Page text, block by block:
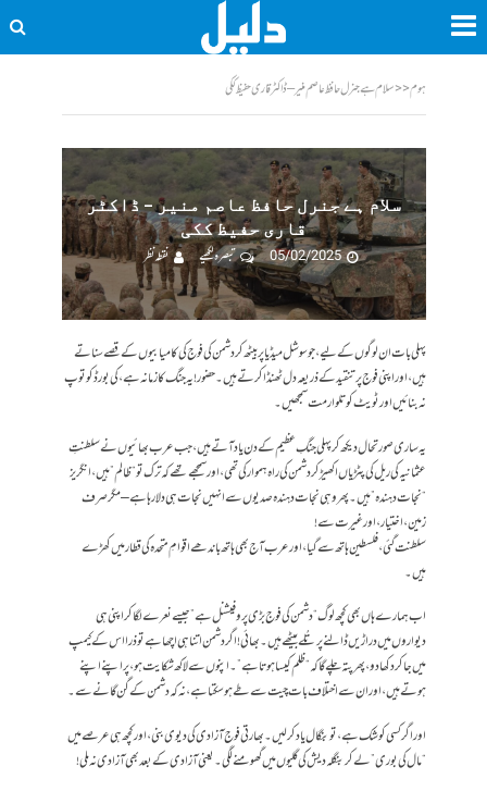
ہوم<<سلام ہے جنرل حافظ عاصم منیر – ڈاکٹر قاری حفیظ ککی
سلام ہے جنرل حافظ عاصم منیر – ڈاکٹر
قاری حفیظ ککی
05/02/2025
تبصرہ لکھیے نقطہ نظر
پہلی بات ان لوگوں کے لیے، جو سوشل میڈیا پر بیٹھ کر دشمن کی فوج کی کامیابیوں کے قصے سناتے
ہیں، اور اپنی فوج پر تنقید کے ذریعہ دل ٹھنڈا کرتے ہیں۔ حضور! یہ جنگ کا زمانہ ہے، کی بورڈ کو توپ
نہ بنائیں اور ٹویٹ کو تلوار مت سمجھیں۔
یہ ساری صورتحال دیکھ کر پہلی جنگِ عظیم کے دن یاد آتے ہیں ،جب عرب بھائیوں نے سلطنتِ
عثمانیہ کی ریل کی پٹڑیاں اکھیڑ کر دشمن کی راہ ہموار کی تھی، اور سمجھے تھے کہ ترک تو “ظالم” ہیں، انگریز
“نجات دہندہ” ہیں۔ پھر وہی نجات دہندہ صدیوں سے انہیں نجات ہی دلا رہا ہے – مگر صرف
زمین، اختیار، اور غیرت سے!
سلطنت گئی، فلسطین ہاتھ سے گیا، اور عرب آج بھی ہاتھ باندھے اقوامِ متحدہ کی قطار میں کھڑے
ہیں۔
اب ہمارے ہاں بھی کچھ لوگ “دشمن کی فوج بڑی پروفیشنل ہے” جیسے نعرے لگا کر اپنی ہی
دیواروں میں دراڑیں ڈالنے پر تُلے بیٹھے ہیں۔ بھائی! اگر دشمن اتنا ہی اچھا ہے تو ذرا اس کے کیمپ
میں جا کر دکھا دو، پھر پتہ چلے گا کہ “ظلم کیسا ہوتا ہے”۔ اپنوں سے لاکھ شکایت ہو، پر اپنے اپنے
ہوتے ہیں، اور ان سے اختلاف بات چیت سے طے ہو سکتا ہے، نہ کہ دشمن کے گن گانے سے۔
اور اگر کسی کو شک ہے، تو بنگال یاد کر لیں۔ بھارتی فوج آزادی کی دیوی بنی، اور کچھ ہی عرصے میں
“مال کی بوری” لے کر بنگلہ دیش کی گلیوں میں گھومنے لگی۔ یعنی آزادی کے بعد بھی آزادی نہ ملی!